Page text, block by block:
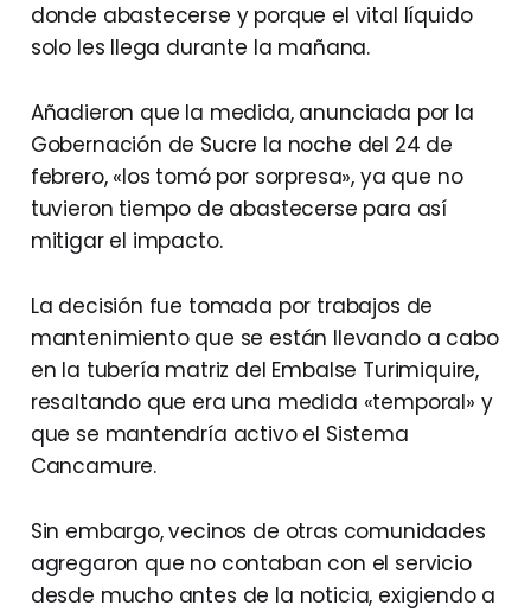
donde abastecerse y porque el vital líquido
solo les llega durante la mañana.
Añadieron que la medida, anunciada por la
Gobernación de Sucre la noche del 24 de
febrero, «los tomó por sorpresa», ya que no
tuvieron tiempo de abastecerse para así
mitigar el impacto.
La decisión fue tomada por trabajos de
mantenimiento que se están llevando a cabo
en la tubería matriz del Embalse Turimiquire,
resaltando que era una medida «temporal» y
que se mantendría activo el Sistema
Cancamure.
Sin embargo, vecinos de otras comunidades
agregaron que no contaban con el servicio
desde mucho antes de la noticia, exigiendo a